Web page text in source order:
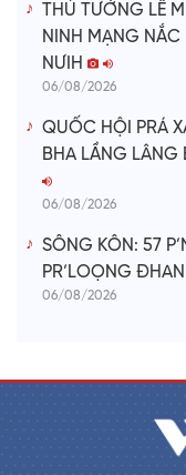
THỦ TƯỚNG LÊ
NINH MẠNG NẮC
NƯIH
06/08/2026
QUỐC HỘI PRÁ
BHA LẦNG LÂNG
06/08/2026
SÔNG KÔN: 57
PR’LOỌNG
06/08/2026